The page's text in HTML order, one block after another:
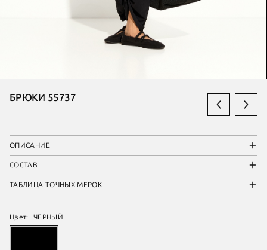
БРЮКИ 55737
ОПИСАНИЕ
СОСТАВ
ТАБЛИЦА ТОЧНЫХ МЕРОК
Цвет: ЧЕРНЫЙ